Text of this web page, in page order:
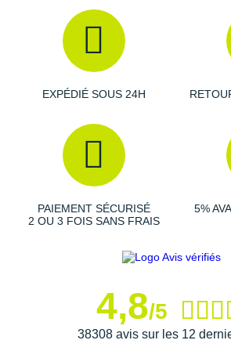
Semelle intérieure amovible
Détails réfléchissants : visibilité
Poids constaté chez i-Run : 200 g en
Les autres produitsNike
EXPÉDIÉ SOUS 24H
PAIEMENT SÉCURISÉ
2 OU 3 FOIS SANS FRAIS
5%
4,8/5
38308 avis sur les 12